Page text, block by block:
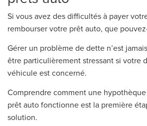
Si vous avez des difficultés à payer
rembourser votre prêt auto, que
Gérer un problème de dette n’est
être particulièrement stressant si votre
véhicule est concerné.
Comprendre comment une
prêt auto fonctionne est la première
solution.